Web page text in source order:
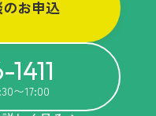
お申込
〜17:00